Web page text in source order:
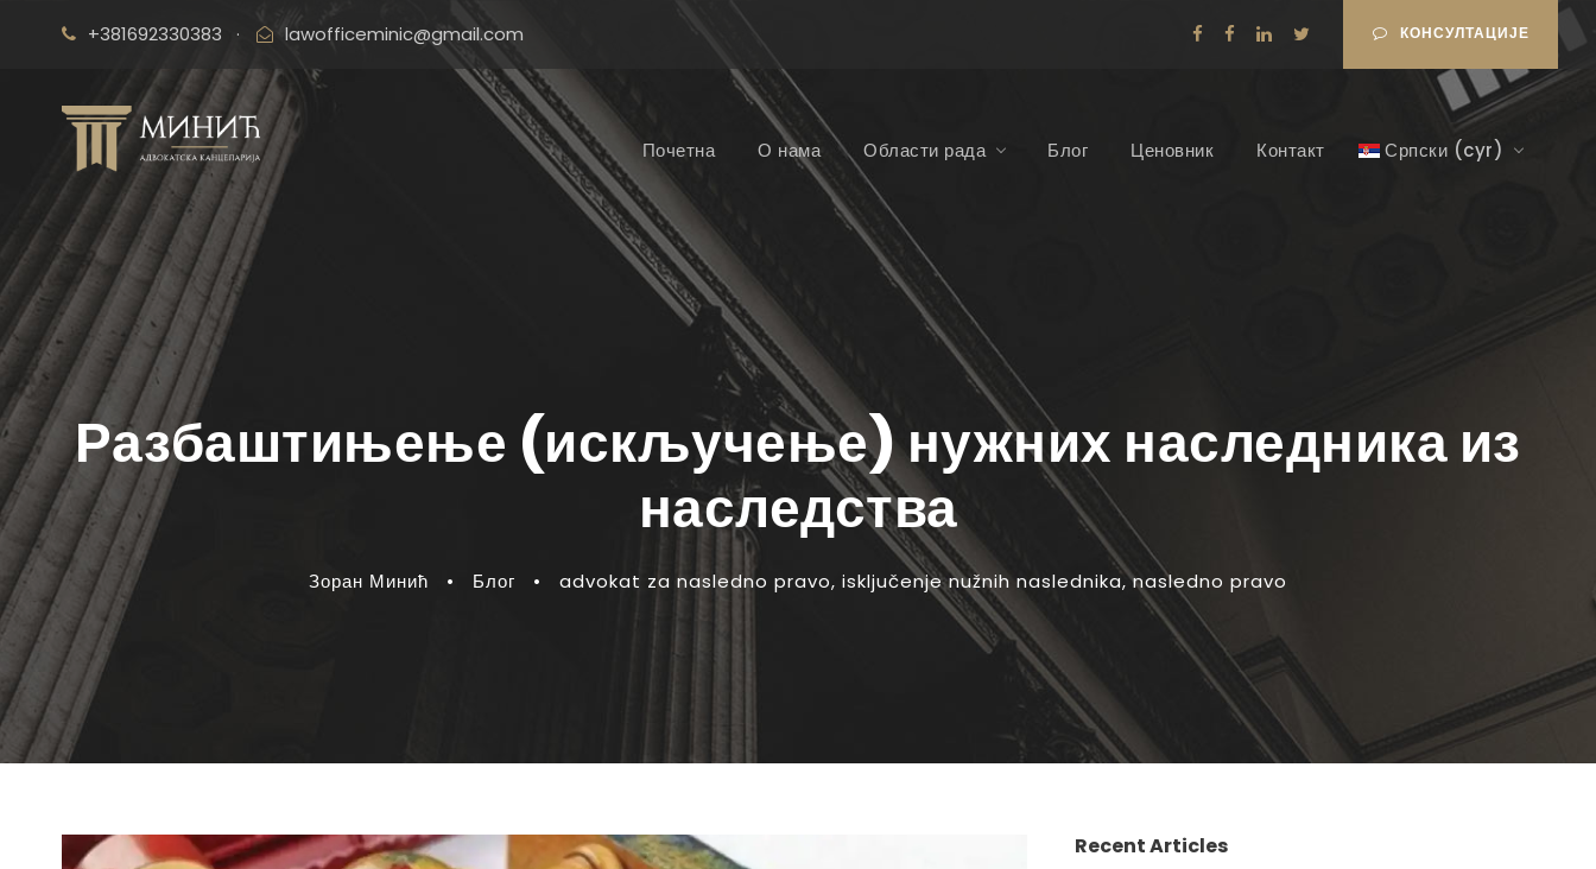
+381692330383 · lawofficeminic@gmail.com КОНСУЛТАЦИЈЕ
Почетна О нама Области рада Блог Ценовник Контакт Српски (cyr)
Разбаштињење (искључење) нужних наследника из
наследства
Зоран Минић • Блог • advokat za nasledno pravo, isključenje nužnih naslednika, nasledno pravo
Recent Articles